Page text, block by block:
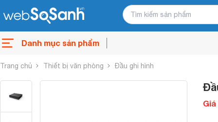
Danh mục sản phẩm
Trang chủ Thiết bị văn phòng Đầu ghi hình
Giá